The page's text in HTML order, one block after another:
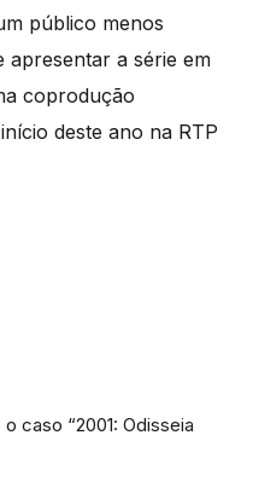
público menos
a série em
coprodução
deste ano na RTP
caso “2001: Odisseia